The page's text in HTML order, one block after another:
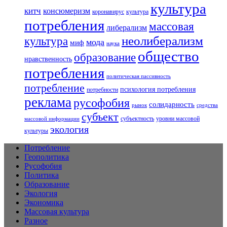
китч консюмеризм коронавирус культура культура
потребления либерализм массовая
культура миф мода наука неолиберализм
нравственность образование общество
потребления политическая пассивность
потребление потребности психология потребления
реклама русофобия рынок солидарность средства
массовой информации субъект субъектность уровни массовой
культуры экология
Потребление
Геополитика
Русофобия
Политика
Образование
Экология
Экономика
Массовая культура
Разное